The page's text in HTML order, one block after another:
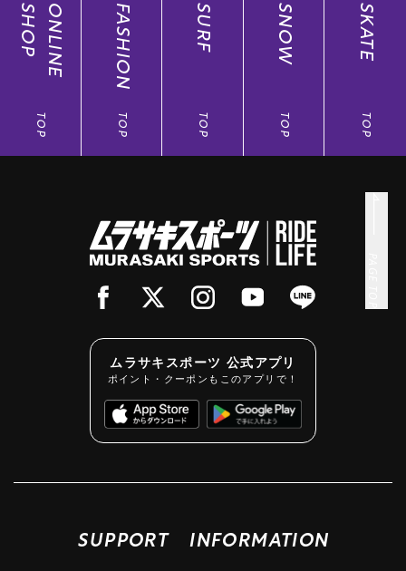
ONLINE
SHOP
TOP
FASHION
TOP
SURF
TOP
SNOW
TOP
SKATE
TOP
ムラサキスポーツ 公式アプリ
ポイント・クーポンもこのアプリで！
SUPPORT INFORMATION